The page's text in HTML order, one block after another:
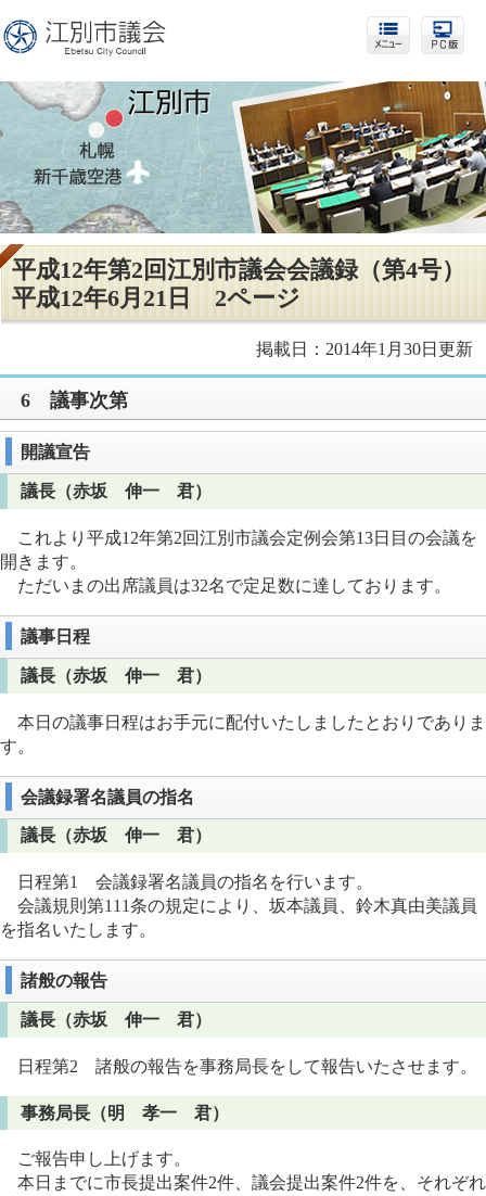
平成12年第2回江別市議会会議録（第4号）
平成12年6月21日 2ページ
掲載日：2014年1月30日更新
6 議事次第
開議宣告
議長（赤坂 伸一 君）
これより平成12年第2回江別市議会定例会第13日目の会議を
開きます。
ただいまの出席議員は32名で定足数に達しております。
議事日程
議長（赤坂 伸一 君）
本日の議事日程はお手元に配付いたしましたとおりでありま
す。
会議録署名議員の指名
議長（赤坂 伸一 君）
日程第1 会議録署名議員の指名を行います。
会議規則第111条の規定により、坂本議員、鈴木真由美議員
を指名いたします。
諸般の報告
議長（赤坂 伸一 君）
日程第2 諸般の報告を事務局長をして報告いたさせます。
事務局長（明 孝一 君）
ご報告申し上げます。
本日までに市長提出案件2件、議会提出案件2件を、それぞれ